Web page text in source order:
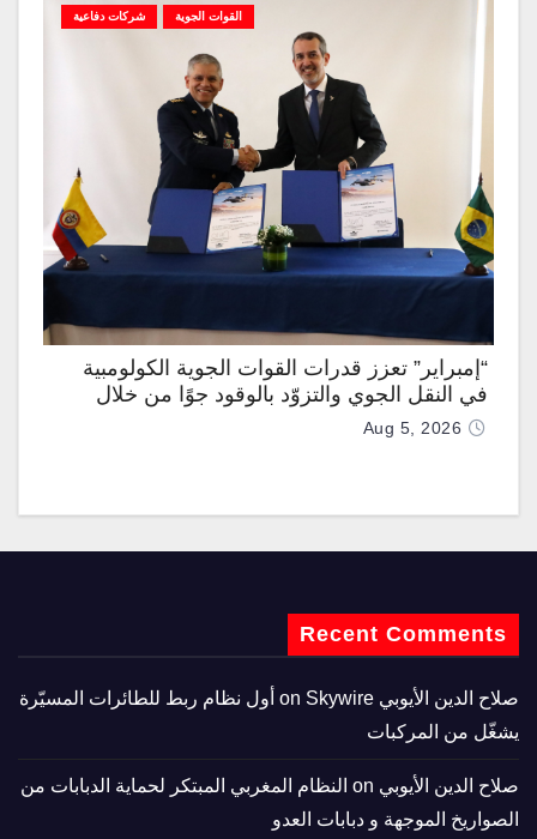
القوات الجوية شركات دفاعية
“إمبراير” تعزز قدرات القوات الجوية الكولومبية
في النقل الجوي والتزوّد بالوقود جوًا من خلال
تزويدها بطائرتي “كيه سي-390 ميلينيوم”
Aug 5, 2026
Recent Comments
صلاح الدين الأيوبي
Skywire أول نظام ربط للطائرات المسيّرة
يشغّل من المركبات
صلاح الدين الأيوبي
النظام المغربي المبتكر لحماية الدبابات من
الصواريخ الموجهة و دبابات العدو